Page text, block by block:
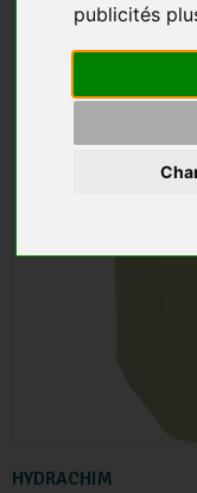
publicités
HYDRACHIM